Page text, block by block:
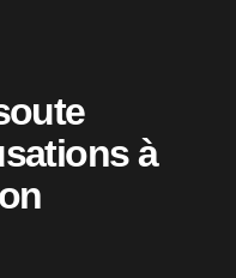
à